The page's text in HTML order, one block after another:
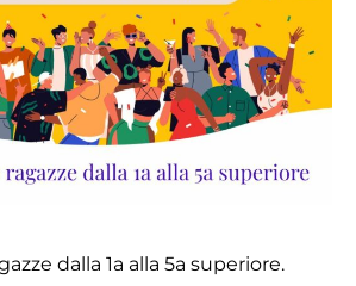
dalla 1a alla 5a superiore.